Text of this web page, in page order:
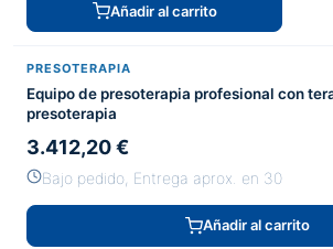
Añadir al carrito
PRESOTERAPIA
Equipo de presoterapia profesional con
presoterapia
3.412,20 €
Bajo pedido, Entrega aprox. en 30
Añadir al carrito